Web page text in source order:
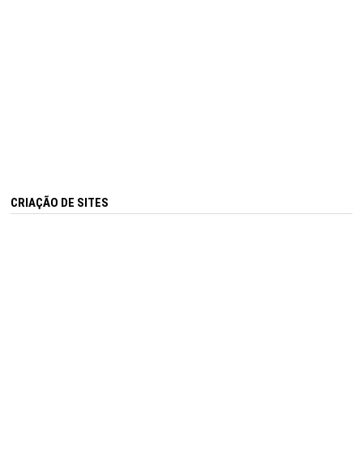
CRIAÇÃO DE SITES